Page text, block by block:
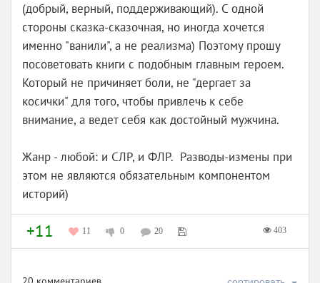
(добрый, верный, поддерживающий). С одной
стороны сказка-сказочная, но иногда хочется
именно "ванили", а не реализма) Поэтому прошу
посоветовать книги с подобным главным героем.
Который не причиняет боли, не "дергает за
косички" для того, чтобы привлечь к себе
внимание, а ведет себя как достойный мужчина.
Жанр - любой: и СЛР, и ФЛР. Разводы-измены при
этом не являются обязательным компонентом
историй)
+11 11 0 20 403